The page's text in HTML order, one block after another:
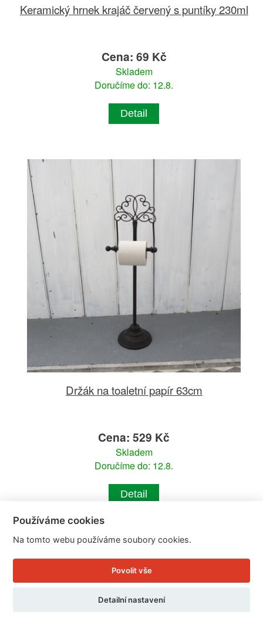
Keramický hrnek krajáč červený s puntíky 230ml
Cena: 69 Kč
Skladem
Doručíme do: 12.8.
Detail
Držák na toaletní papír 63cm
Cena: 529 Kč
Skladem
Doručíme do: 12.8.
Detail
Používáme cookies
Na tomto webu používáme soubory cookies.
Povolit vše
Detailní nastavení